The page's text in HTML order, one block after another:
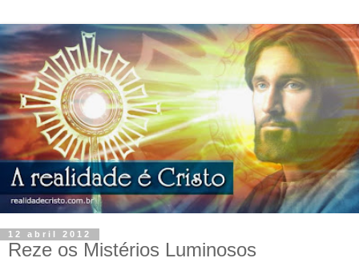
12 abril 2012
Reze os Mistérios Luminosos